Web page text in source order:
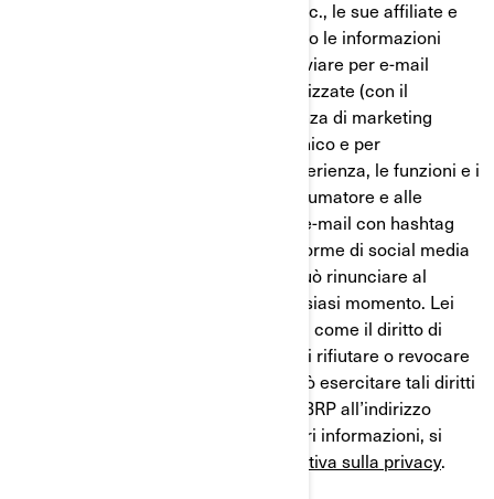
Bombardier Recreational Products Inc., le sue affiliate e
controllate ("BRP") e Butler gestiscono le informazioni
personali per erogare i servizi, per inviare per e-mail
comunicazioni di marketing personalizzate (con il
consenso), per inviarLe corrispondenza di marketing
diretto, per scopi di marketing telefonico e per
personalizzare/migliorare la Sua esperienza, le funzioni e i
prodotti in base al Suo profilo di consumatore e alle
prestazioni delle analisi. Gli indirizzi e-mail con hashtag
possono essere condivisi con piattaforme di social media
come Meta per annunci mirati. Lei può rinunciare al
retargeting o alla profilazione in qualsiasi momento. Lei
dispone di diritti in materia di privacy, come il diritto di
rettificare o accedere ai Suoi dati e di rifiutare o revocare
il Suo consenso, ove del caso. Lei può esercitare tali diritti
in qualsiasi momento rivolgendosi a BRP all’indirizzo
privacyofficer@brp.com. Per maggiori informazioni, si
Informativa sulla privacy.